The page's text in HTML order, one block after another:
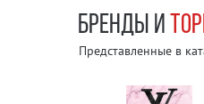
БРЕНДЫ И
Представленные в